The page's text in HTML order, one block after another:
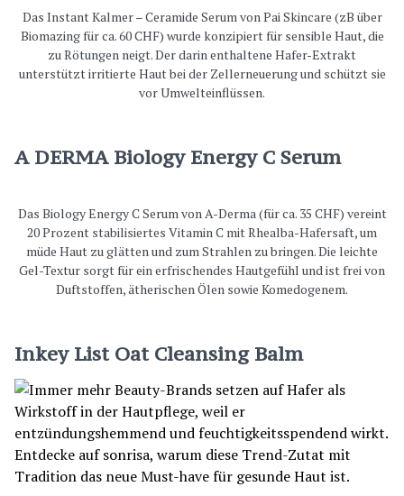
Das Instant Kalmer – Ceramide Serum von Pai Skincare (zB über
Biomazing für ca. 60 CHF) wurde konzipiert für sensible Haut, die
zu Rötungen neigt. Der darin enthaltene Hafer-Extrakt
unterstützt irritierte Haut bei der Zellerneuerung und schützt sie
vor Umwelteinflüssen.
A DERMA Biology Energy C Serum
Das Biology Energy C Serum von A-Derma (für ca. 35 CHF) vereint
20 Prozent stabilisiertes Vitamin C mit Rhealba-Hafersaft, um
müde Haut zu glätten und zum Strahlen zu bringen. Die leichte
Gel-Textur sorgt für ein erfrischendes Hautgefühl und ist frei von
Duftstoffen, ätherischen Ölen sowie Komedogenem.
Inkey List Oat Cleansing Balm